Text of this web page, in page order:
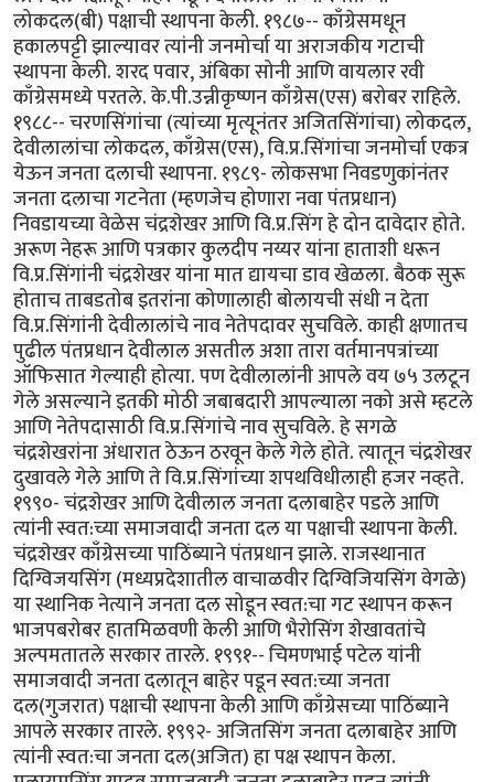
लोकदल(बी) पक्षाची स्थापना केली. १९८७-- काँग्रेसमधून
हकालपट्टी झाल्यावर त्यांनी जनमोर्चा या अराजकीय गटाची
स्थापना केली. शरद पवार, अंबिका सोनी आणि वायलार रवी
काँग्रेसमध्ये परतले. के.पी.उन्नीकृष्णन काँग्रेस(एस) बरोबर राहिले.
१९८८-- चरणसिंगांचा (त्यांच्या मृत्यूनंतर अजितसिंगांचा) लोकदल,
देवीलालांचा लोकदल, काँग्रेस(एस), वि.प्र.सिंगांचा जनमोर्चा एकत्र
येऊन जनता दलाची स्थापना. १९८९- लोकसभा निवडणुकांनंतर
जनता दलाचा गटनेता (म्हणजेच होणारा नवा पंतप्रधान)
निवडायच्या वेळेस चंद्रशेखर आणि वि.प्र.सिंग हे दोन दावेदार होते.
अरूण नेहरू आणि पत्रकार कुलदीप नय्यर यांना हाताशी धरून
वि.प्र.सिंगांनी चंद्रशेखर यांना मात द्यायचा डाव खेळला. बैठक सुरू
होताच ताबडतोब इतरांना कोणालाही बोलायची संधी न देता
वि.प्र.सिंगांनी देवीलालांचे नाव नेतेपदावर सुचविले. काही क्षणातच
पुढील पंतप्रधान देवीलाल असतील अशा तारा वर्तमानपत्रांच्या
ऑफिसात गेल्याही होत्या. पण देवीलालांनी आपले वय ७५ उलटून
गेले असल्याने इतकी मोठी जबाबदारी आपल्याला नको असे म्हटले
आणि नेतेपदासाठी वि.प्र.सिंगांचे नाव सुचविले. हे सगळे
चंद्रशेखरांना अंधारात ठेऊन ठरवून केले गेले होते. त्यातून चंद्रशेखर
दुखावले गेले आणि ते वि.प्र.सिंगांच्या शपथविधीलाही हजर नव्हते.
१९९०- चंद्रशेखर आणि देवीलाल जनता दलाबाहेर पडले आणि
त्यांनी स्वत:च्या समाजवादी जनता दल या पक्षाची स्थापना केली.
चंद्रशेखर काँग्रेसच्या पाठिंब्याने पंतप्रधान झाले. राजस्थानात
दिग्विजयसिंग (मध्यप्रदेशातील वाचाळवीर दिग्विजियसिंग वेगळे)
या स्थानिक नेत्याने जनता दल सोडून स्वत:चा गट स्थापन करून
भाजपबरोबर हातमिळवणी केली आणि भैरोसिंग शेखावतांचे
अल्पमतातले सरकार तारले. १९९१-- चिमणभाई पटेल यांनी
समाजवादी जनता दलातून बाहेर पडून स्वत:च्या जनता
दल(गुजरात) पक्षाची स्थापना केली आणि काँग्रेसच्या पाठिंब्याने
आपले सरकार तारले. १९९२- अजितसिंग जनता दलाबाहेर आणि
त्यांनी स्वत:चा जनता दल(अजित) हा पक्ष स्थापन केला.